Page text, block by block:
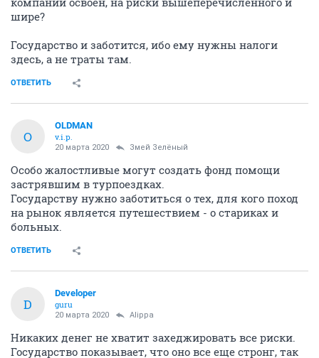
шире?
Государство и заботится, ибо ему нужны налоги
здесь, а не траты там.
ОТВЕТИТЬ
O
OLDMAN
v.i.p.
20 марта 2020 Змей Зелёный
Особо жалостливые могут создать фонд помощи
застрявшим в турпоездках.
Государству нужно заботиться о тех, для кого поход
на рынок является путешествием - о стариках и
больных.
ОТВЕТИТЬ
D
Developer
guru
20 марта 2020 Alippa
Никаких денег не хватит захеджировать все риски.
Государство показывает, что оно все еще стронг, так